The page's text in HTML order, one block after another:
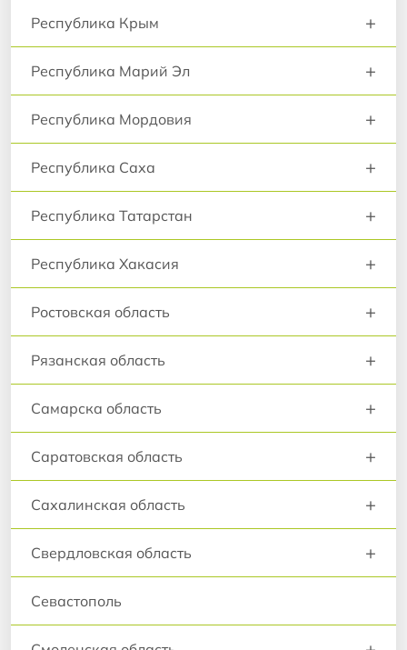
Республика Крым +
Республика Марий Эл +
Республика Мордовия +
Республика Саха +
Республика Татарстан +
Республика Хакасия +
Ростовская область +
Рязанская область +
Самарска область +
Саратовская область +
Сахалинская область +
Свердловская область +
Севастополь